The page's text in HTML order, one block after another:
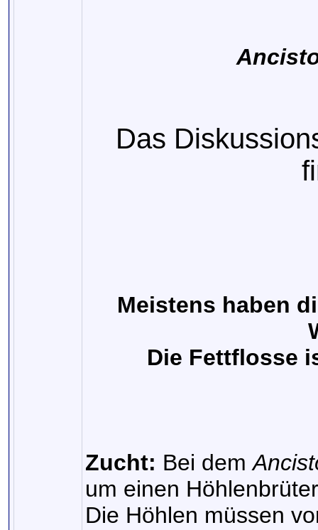
Das
Meistens haben
Die Fettflosse
Zucht: Bei dem
um einen
Die Höhlen müssen